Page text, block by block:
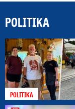
POLITIKA
POLITIKA